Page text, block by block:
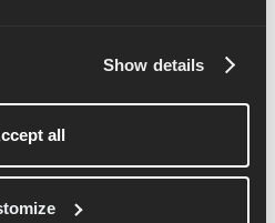
Show details
all
piedi nere
Rifinitura regolare
parte del percorso di ogni